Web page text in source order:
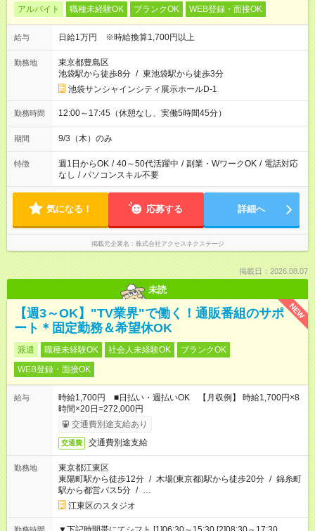
アルバイト 職種未経験OK ブランクOK WEB登録・面接OK
給与 日給1万円 ※時給換算1,700円以上
勤務地
東京都豊島区
池袋駅から徒歩8分 / 東池袋駅から徒歩3分
池袋サンシャインシティ展示ホールD-1
勤務時間 12:00～17:45（休憩なし、実働5時間45分）
期間 9/3（木）のみ
特徴 週1日からOK / 40～50代活躍中 / 副業・WワークOK / 電話対応
なし / パソコンスキル不要
気になる！ 応募する 詳細へ
掲載元企業名 株式会社アクセスネクステージ
掲載日：2026.08.07
未読
NEW
【週3～OK】"TV業界"で働く！通販番組のサポ
ート＊固定勤務＆希望休OK
派遣 職種未経験OK 社会人未経験OK
ブランクOK
WEB登録・面接OK
給与
時給1,700円 ■日払い・週払いOK 【月収例】 時給1,700円×8
時間×20日=272,000円
交通費別途支給あり
交通費 交通費別途支給
勤務地
東京都江東区
東陽町駅から徒歩12分 / 木場(東京都)駅から徒歩20分 / 錦糸町
駅から都営バス5分 / …
江東区のスタジオ